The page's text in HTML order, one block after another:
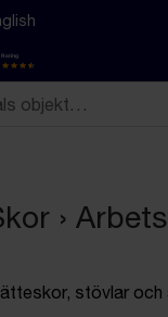
version av
Rating
›
stövlar och